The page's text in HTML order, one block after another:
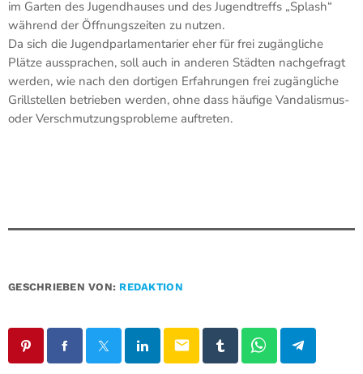
im Garten des Jugendhauses und des Jugendtreffs „Splash“
während der Öffnungszeiten zu nutzen.
Da sich die Jugendparlamentarier eher für frei zugängliche
Plätze aussprachen, soll auch in anderen Städten nachgefragt
werden, wie nach den dortigen Erfahrungen frei zugängliche
Grillstellen betrieben werden, ohne dass häufige Vandalismus-
oder Verschmutzungsprobleme auftreten.
GESCHRIEBEN VON: REDAKTION
email